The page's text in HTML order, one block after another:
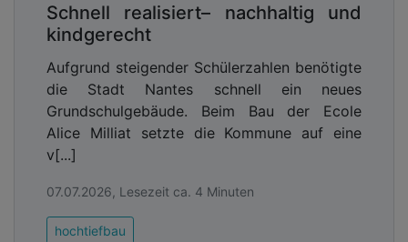
Schnell realisiert– nachhaltig und
kindgerecht
Aufgrund steigender Schülerzahlen benötigte
die Stadt Nantes schnell ein neues
Grundschulgebäude. Beim Bau der Ecole
Alice Milliat setzte die Kommune auf eine
v[...]
07.07.2026, Lesezeit ca. 4 Minuten
hochtiefbau